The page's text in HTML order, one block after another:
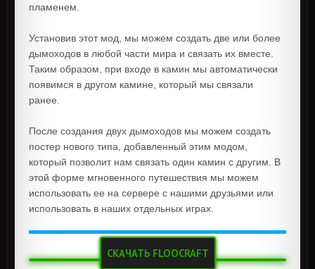
пламенем.
Установив этот мод, мы можем создать две или более
дымоходов в любой части мира и связать их вместе.
Таким образом, при входе в камин мы автоматически
появимся в другом камине, который мы связали
ранее.
После создания двух дымоходов мы можем создать
постер нового типа, добавленный этим модом,
который позволит нам связать один камин с другим. В
этой форме мгновенного путешествия мы можем
использовать ее на сервере с нашими друзьями или
использовать в наших отдельных играх.
СКАЧАТЬ FLOOCRAFT